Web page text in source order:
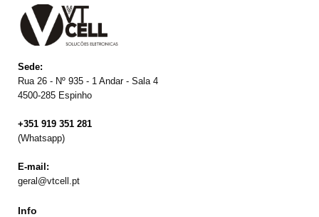
Sede:
Rua 26 - Nº 935 - 1 Andar - Sala 4
4500-285 Espinho
+351 919 351 281
(Whatsapp)
E-mail:
geral@vtcell.pt
Info